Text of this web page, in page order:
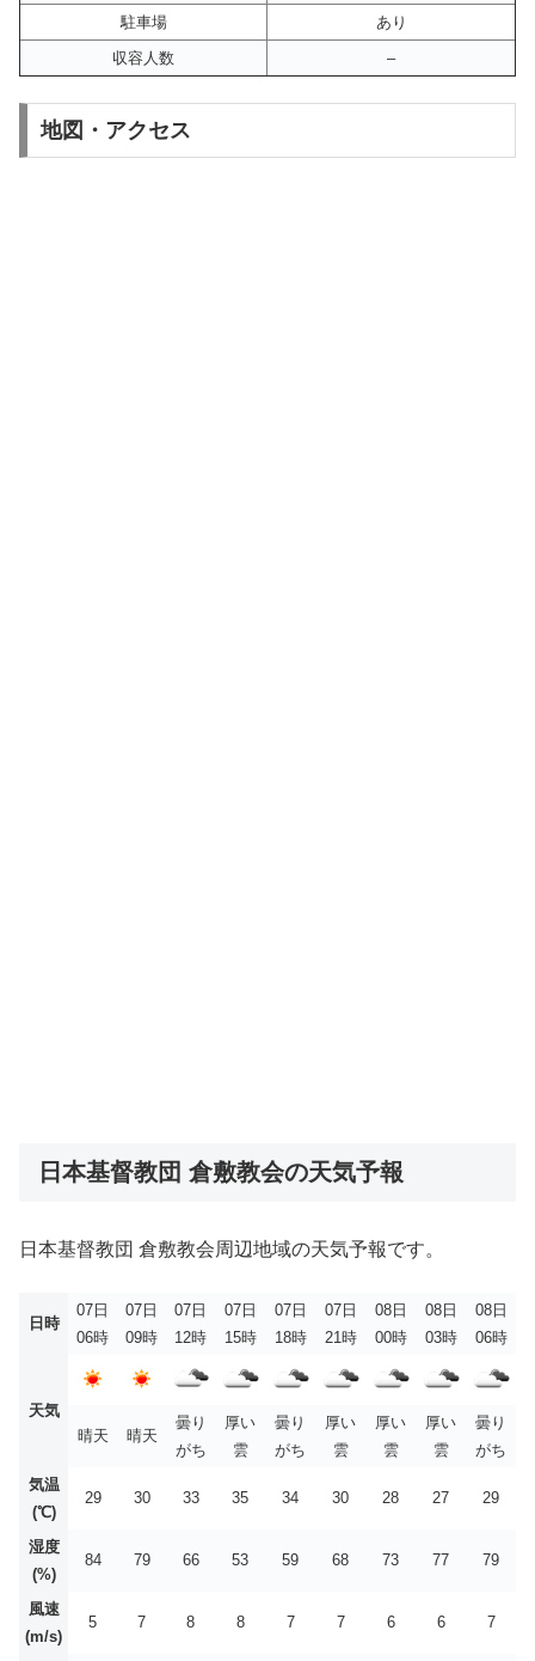
駐車場
あり
収容人数
–
地図・アクセス
日本基督教団 倉敷教会の天気予報
日本基督教団 倉敷教会周辺地域の天気予報です。
日時
07日
06時
07日
09時
07日
12時
07日
15時
07日
18時
07日
21時
08日
00時
08日
03時
08日
06時
天気
晴天
晴天
曇り
がち
厚い
雲
曇り
がち
厚い
雲
厚い
雲
厚い
雲
曇り
がち
気温
(℃)
29 30 33 35 34 30 28 27 29
湿度
(%)
84 79 66 53 59 68 73 77 79
風速
(m/s)
5 7 8 8 7 7 6 6 7